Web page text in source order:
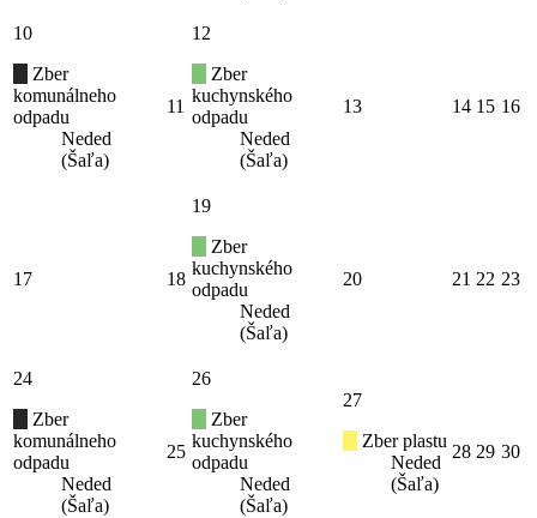
10
Zber
komunálneho
odpadu
Neded
(Šaľa)
11
12
Zber
kuchynského
odpadu
Neded
(Šaľa)
13 14 15 16
17 18
19
Zber
kuchynského
odpadu
Neded
(Šaľa)
20 21 22 23
24
Zber
komunálneho
odpadu
Neded
(Šaľa)
25
26
Zber
kuchynského
odpadu
Neded
(Šaľa)
27
Zber plastu
Neded
(Šaľa)
28 29 30